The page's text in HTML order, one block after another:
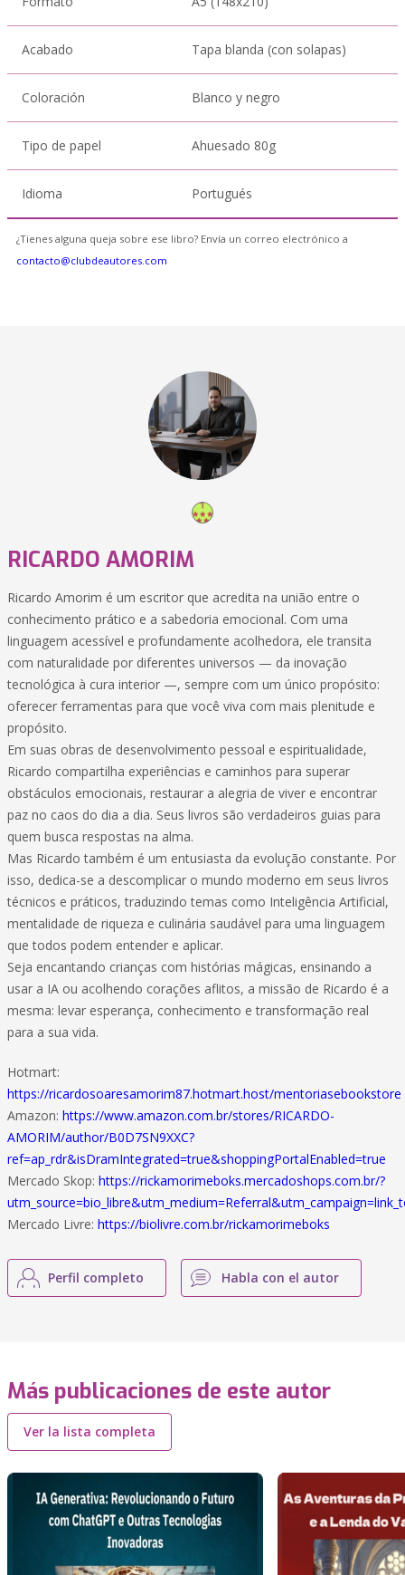
Acabado Tapa blanda (con solapas)
Coloración Blanco y negro
Tipo de papel Ahuesado 80g
Idioma Portugués
¿Tienes alguna queja sobre ese libro? Envía un correo electrónico a
contacto@clubdeautores.com
RICARDO AMORIM
Ricardo Amorim é um escritor que acredita na união entre o
conhecimento prático e a sabedoria emocional. Com uma
linguagem acessível e profundamente acolhedora, ele transita
com naturalidade por diferentes universos — da inovação
tecnológica à cura interior —, sempre com um único propósito:
oferecer ferramentas para que você viva com mais plenitude e
propósito.
Em suas obras de desenvolvimento pessoal e espiritualidade,
Ricardo compartilha experiências e caminhos para superar
obstáculos emocionais, restaurar a alegria de viver e encontrar
paz no caos do dia a dia. Seus livros são verdadeiros guias para
quem busca respostas na alma.
Mas Ricardo também é um entusiasta da evolução constante. Por
isso, dedica-se a descomplicar o mundo moderno em seus livros
técnicos e práticos, traduzindo temas como Inteligência Artificial,
mentalidade de riqueza e culinária saudável para uma linguagem
que todos podem entender e aplicar.
Seja encantando crianças com histórias mágicas, ensinando a
usar a IA ou acolhendo corações aflitos, a missão de Ricardo é a
mesma: levar esperança, conhecimento e transformação real
para a sua vida.
Hotmart:
https://ricardosoaresamorim87.hotmart.host/mentoriasebookstore
Amazon: https://www.amazon.com.br/stores/RICARDO-
AMORIM/author/B0D7SN9XXC?
ref=ap_rdr&isDramIntegrated=true&shoppingPortalEnabled=true
Mercado Skop: https://rickamorimeboks.mercadoshops.com.br/?
Mercado Livre: https://biolivre.com.br/rickamorimeboks
Perfil completo Habla con el autor
Más publicaciones de este autor
Ver la lista completa